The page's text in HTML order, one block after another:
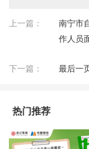
上一篇：
南宁市
作人员
下一篇： 最后一
热门推荐